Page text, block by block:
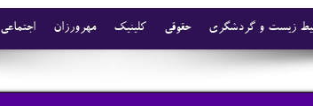
اجتماعی مهرورزان کلینیک حقوقی زیست و گردشگری